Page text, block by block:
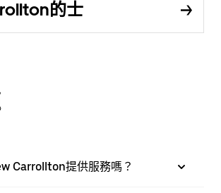
的士
Carrollton提供服務嗎？